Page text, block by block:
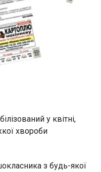
у квітні,
хвороби
з будь-якої